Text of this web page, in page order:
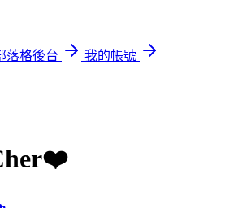
落格後台
我的帳號